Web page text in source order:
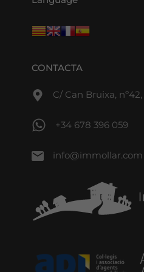
CONTACTA
C/ Can Bruixa,
+34 678 396 059
info@immollar.com